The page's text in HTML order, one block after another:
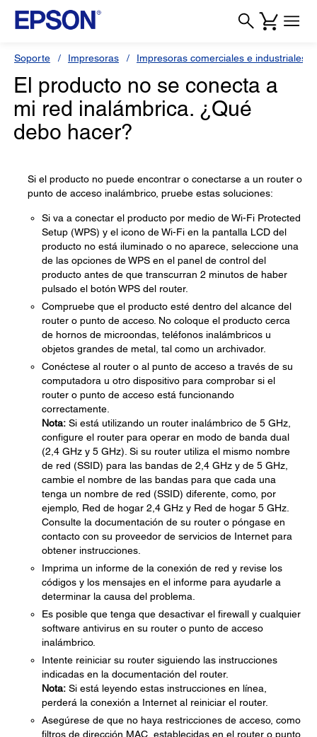
Soporte Impresoras Impresoras comerciales e industriales
El producto no se conecta a
mi red inalámbrica. ¿Qué
debo hacer?
Si el producto no puede encontrar o conectarse a un router o
punto de acceso inalámbrico, pruebe estas soluciones:
Si va a conectar el producto por medio de Wi-Fi Protected
Setup (WPS) y el icono de Wi-Fi en la pantalla LCD del
producto no está iluminado o no aparece, seleccione una
de las opciones de WPS en el panel de control del
producto antes de que transcurran 2 minutos de haber
pulsado el botón WPS del router.
Compruebe que el producto esté dentro del alcance del
router o punto de acceso. No coloque el producto cerca
de hornos de microondas, teléfonos inalámbricos u
objetos grandes de metal, tal como un archivador.
Conéctese al router o al punto de acceso a través de su
computadora u otro dispositivo para comprobar si el
router o punto de acceso está funcionando
correctamente.
Nota: Si está utilizando un router inalámbrico de 5 GHz,
configure el router para operar en modo de banda dual
(2,4 GHz y 5 GHz). Si su router utiliza el mismo nombre
de red (SSID) para las bandas de 2,4 GHz y de 5 GHz,
cambie el nombre de las bandas para que cada una
tenga un nombre de red (SSID) diferente, como, por
ejemplo, Red de hogar 2,4 GHz y Red de hogar 5 GHz.
Consulte la documentación de su router o póngase en
contacto con su proveedor de servicios de Internet para
obtener instrucciones.
Imprima un informe de la conexión de red y revise los
códigos y los mensajes en el informe para ayudarle a
determinar la causa del problema.
Es posible que tenga que desactivar el firewall y cualquier
software antivirus en su router o punto de acceso
inalámbrico.
Intente reiniciar su router siguiendo las instrucciones
indicadas en la documentación del router.
Nota: Si está leyendo estas instrucciones en línea,
perderá la conexión a Internet al reiniciar el router.
Asegúrese de que no haya restricciones de acceso, como
filtros de dirección MAC, establecidas en el router o punto